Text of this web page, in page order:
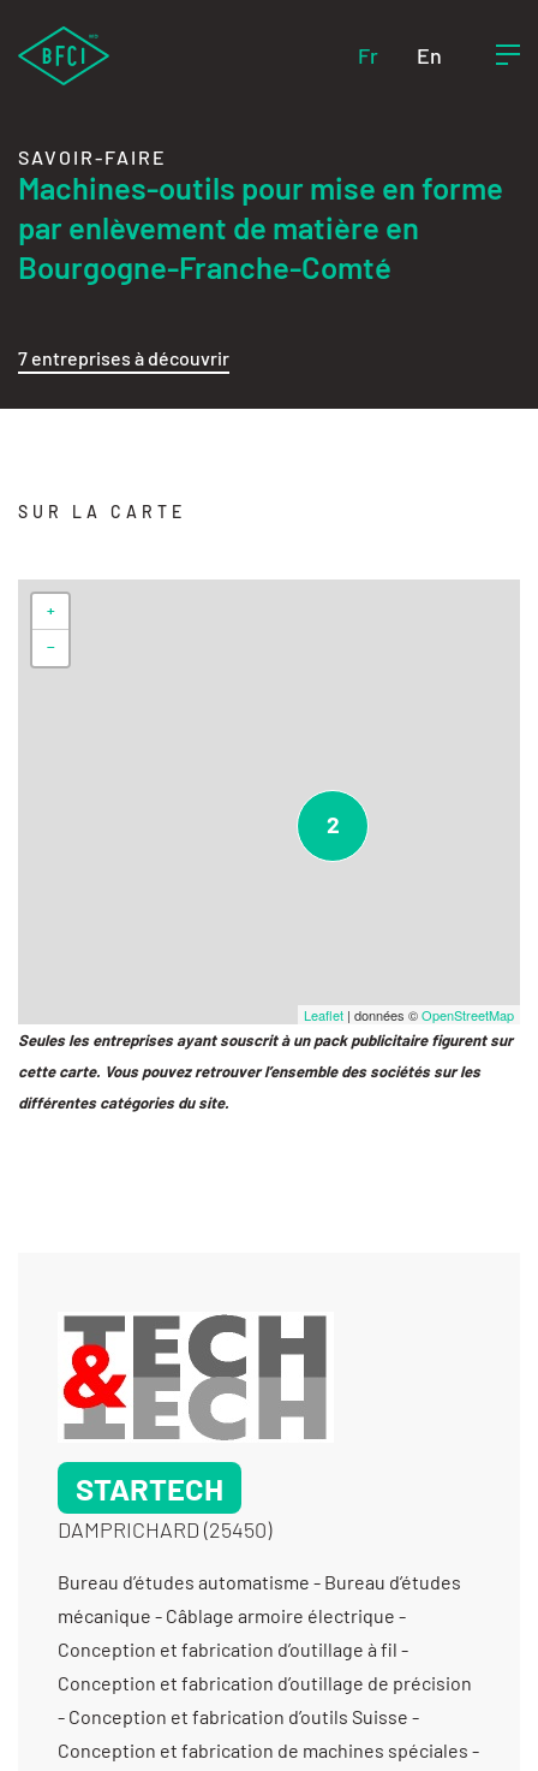
Fr En
SAVOIR-FAIRE
Machines-outils pour mise en forme
par enlèvement de matière en
Bourgogne-Franche-Comté
7 entreprises à découvrir
SUR LA CARTE
2
+
−
Leaflet | données ©OpenStreetMap
Seules les entreprises ayant souscrit à un pack publicitaire figurent sur
cette carte. Vous pouvez retrouver l’ensemble des sociétés sur les
différentes catégories du site.
STARTECH
DAMPRICHARD (25450)
Bureau d’études automatisme - Bureau d’études
mécanique - Câblage armoire électrique -
Conception et fabrication d’outillage à fil -
Conception et fabrication d’outillage de précision
- Conception et fabrication d’outils Suisse -
Conception et fabrication de machines spéciales -